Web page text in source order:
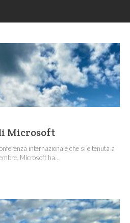
Microsoft
internazionale che si è tenuta a
Microsoft ha...